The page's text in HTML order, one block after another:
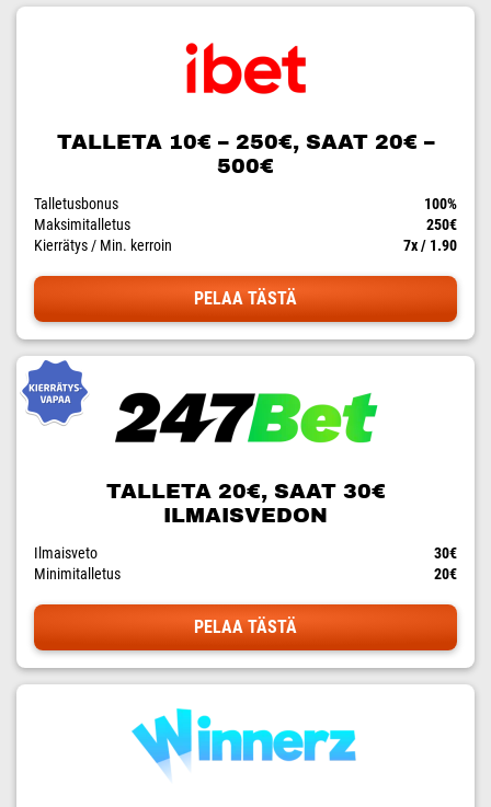
TALLETA 10€ – 250€, SAAT 20€ –
500€
Talletusbonus
100%
Maksimitalletus
250€
Kierrätys / Min. kerroin
7x / 1.90
PELAA TÄSTÄ
TALLETA 20€, SAAT 30€
ILMAISVEDON
Ilmaisveto
30€
Minimitalletus
20€
PELAA TÄSTÄ